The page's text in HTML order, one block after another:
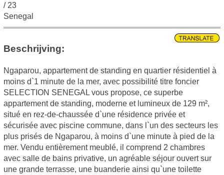
/ 23
Senegal
Beschrijving:
Ngaparou, appartement de standing en quartier résidentiel à
moins d`1 minute de la mer, avec possibilité titre foncier
SELECTION SENEGAL vous propose, ce superbe
appartement de standing, moderne et lumineux de 129 m²,
situé en rez-de-chaussée d`une résidence privée et
sécurisée avec piscine commune, dans l`un des secteurs les
plus prisés de Ngaparou, à moins d`une minute à pied de la
mer. Vendu entièrement meublé, il comprend 2 chambres
avec salle de bains privative, un agréable séjour ouvert sur
une grande terrasse, une buanderie ainsi qu`une toilette